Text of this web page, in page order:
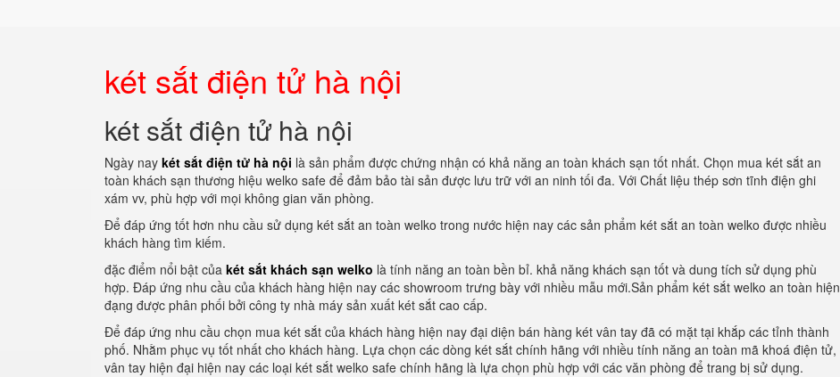
két sắt điện tử hà nội
két sắt điện tử hà nội
Ngày nay két sắt điện tử hà nội là sản phẩm được chứng nhận có khả năng an toàn khách sạn tốt nhất. Chọn mua két sắt an
toàn khách sạn thương hiệu welko safe để đảm bảo tài sản được lưu trữ với an ninh tối đa. Với Chất liệu thép sơn tĩnh điện ghi
xám vv, phù hợp với mọi không gian văn phòng.
Để đáp ứng tốt hơn nhu cầu sử dụng két sắt an toàn welko trong nước hiện nay các sản phẩm két sắt an toàn welko được nhiều
khách hàng tìm kiếm.
đặc điểm nổi bật của két sắt khách sạn welko là tính năng an toàn bền bỉ. khả năng khách sạn tốt và dung tích sử dụng phù
hợp. Đáp ứng nhu cầu của khách hàng hiện nay các showroom trưng bày với nhiều mẫu mới.Sản phẩm két sắt welko an toàn hiện
đạng được phân phối bởi công ty nhà máy sản xuất két sắt cao cấp.
Để đáp ứng nhu cầu chọn mua két sắt của khách hàng hiện nay đại diện bán hàng két vân tay đã có mặt tại khắp các tỉnh thành
phố. Nhằm phục vụ tốt nhất cho khách hàng. Lựa chọn các dòng két sắt chính hãng với nhiều tính năng an toàn mã khoá điện tử,
vân tay hiện đại hiện nay các loại két sắt welko safe chính hãng là lựa chọn phù hợp với các văn phòng để trang bị sử dụng.